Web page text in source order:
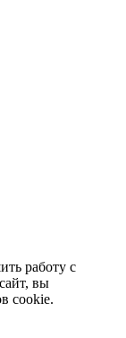
работу с
вы
cookie.